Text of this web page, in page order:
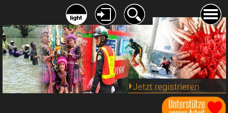
Jetzt registrieren